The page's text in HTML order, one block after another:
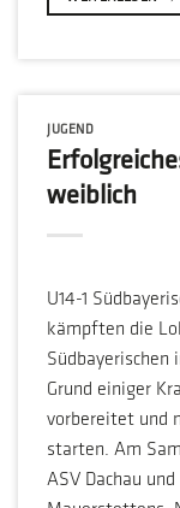
JUGEND
weiblich
U14-1
kämpften die
Grund einiger
vorbereitet und
starten. Am
ASV Dachau